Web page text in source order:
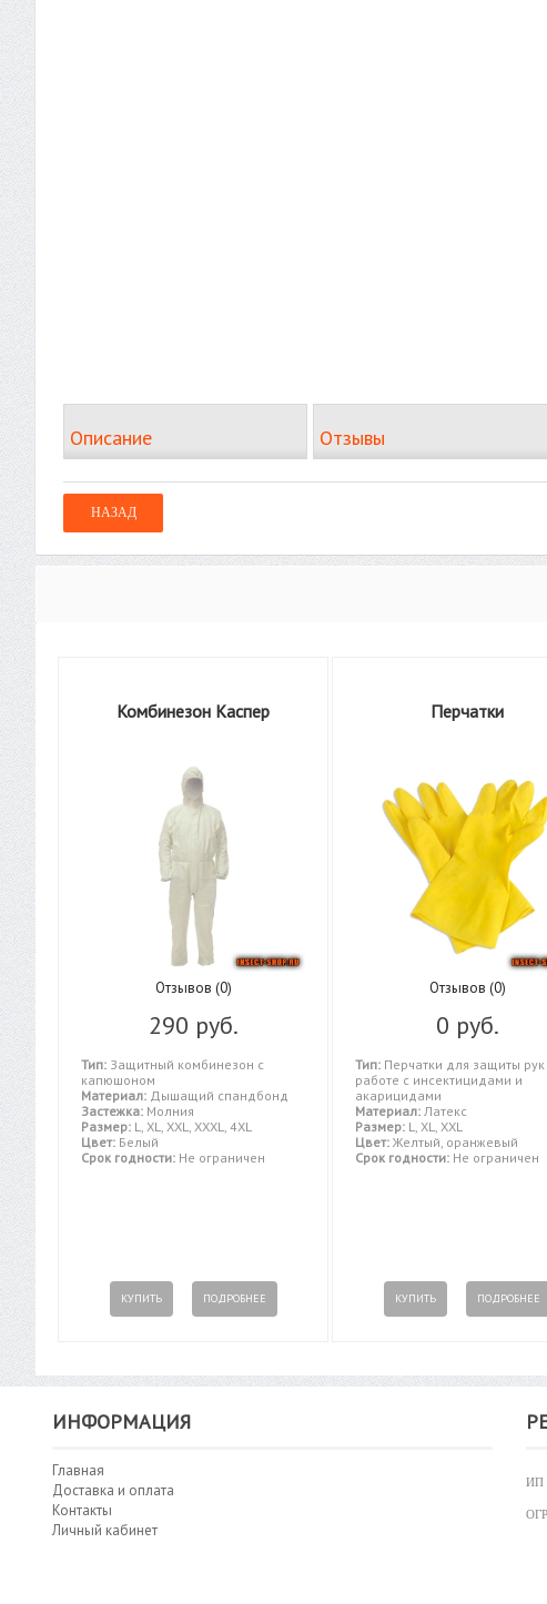
Описание Отзывы
Комбинезон Каспер
Отзывов (0)
290 руб.
Тип: Защитный комбинезон с
капюшоном
Материал: Дышащий спандбонд
Застежка: Молния
Размер: L, XL, XXL, XXXL, 4XL
Цвет: Белый
Срок годности: Не ограничен
КУПИТЬ ПОДРОБНЕЕ
Перчатки
Отзывов (0)
0 руб.
Тип: Перчатки для защиты
работе с инсектицидами и
акарицидами
Материал: Латекс
Размер: L, XL, XXL
Цвет: Желтый, оранжевый
Срок годности: Не ограничен
КУПИТЬ ПОДРОБНЕЕ
ИНФОРМАЦИЯ
Главная
Доставка и оплата
Контакты
Личный кабинет
ИП